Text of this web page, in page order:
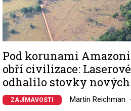
Pod korunami
obří civilizace:
odhalilo stovky
ZAJÍMAVOSTI Martin Reichman